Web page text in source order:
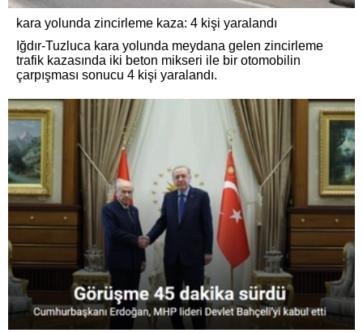
kara yolunda zincirleme kaza: 4 kişi yaralandı
Iğdır-Tuzluca kara yolunda meydana gelen zincirleme
trafik kazasında iki beton mikseri ile bir otomobilin
çarpışması sonucu 4 kişi yaralandı.